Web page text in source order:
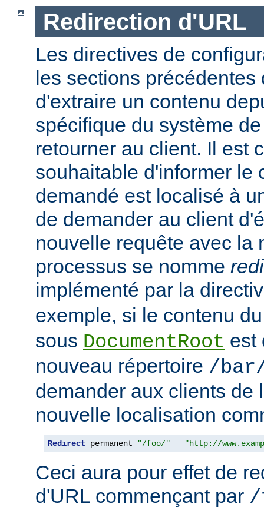
Redirection d'URL
Les directives de
les sections précédentes
d'extraire un contenu
spécifique du système
retourner au client. Il est
souhaitable d'informer le
demandé est localisé à
de demander au client
nouvelle requête avec la
processus se nomme
implémenté par la
exemple, si le contenu
sous DocumentRoot est
nouveau répertoire /
demander aux clients de
nouvelle localisation
Redirect permanent "/foo/" "http://
Ceci aura pour effet de
d'URL commençant par /